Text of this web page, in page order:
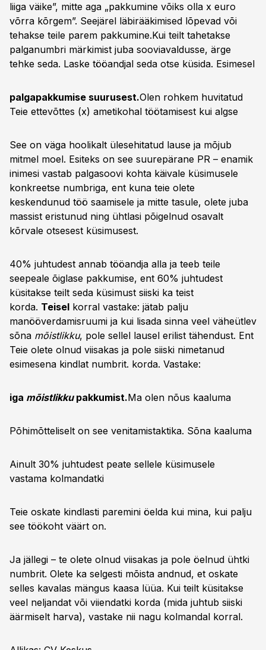
liiga väike”, mitte aga „pakkumine võiks olla x euro
võrra kõrgem”. Seejärel läbirääkimised lõpevad või
tehakse teile parem pakkumine.Kui teilt tahetakse
palganumbri märkimist juba sooviavaldusse, ärge
tehke seda. Laske tööandjal seda otse küsida. Esimesel
palgapakkumise suurusest.Olen rohkem huvitatud
Teie ettevõttes (x) ametikohal töötamisest kui algse
See on väga hoolikalt ülesehitatud lause ja mõjub
mitmel moel. Esiteks on see suurepärane PR – enamik
inimesi vastab palgasoovi kohta käivale küsimusele
konkreetse numbriga, ent kuna teie olete
keskendunud töö saamisele ja mitte tasule, olete juba
massist eristunud ning ühtlasi põigelnud osavalt
kõrvale otsesest küsimusest.
40% juhtudest annab tööandja alla ja teeb teile
seepeale õiglase pakkumise, ent 60% juhtudest
küsitakse teilt seda küsimust siiski ka teist
korda. Teisel korral vastake: jätab palju
manööverdamisruumi ja kui lisada sinna veel väheütlev
sõna mõistlikku, pole sellel lausel erilist tähendust. Ent
Teie olete olnud viisakas ja pole siiski nimetanud
esimesena kindlat numbrit. korda. Vastake:
iga mõistlikkupakkumist.Ma olen nõus kaaluma
Põhimõtteliselt on see venitamistaktika. Sõna kaaluma
Ainult 30% juhtudest peate sellele küsimusele
vastama kolmandatki
Teie oskate kindlasti paremini öelda kui mina, kui palju
see töökoht väärt on.
Ja jällegi – te olete olnud viisakas ja pole öelnud ühtki
numbrit. Olete ka selgesti mõista andnud, et oskate
selles kavalas mängus kaasa lüüa. Kui teilt küsitakse
veel neljandat või viiendatki korda (mida juhtub siiski
äärmiselt harva), vastake nii nagu kolmandal korral.